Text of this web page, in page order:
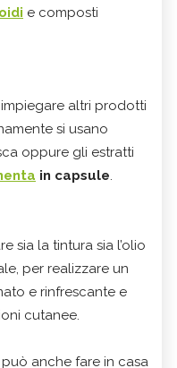
e composti
altri prodotti
si usano
oppure gli estratti
in capsule.
sia la tintura sia l’olio
per realizzare un
e rinfrescante e
cutanee.
può anche fare in casa